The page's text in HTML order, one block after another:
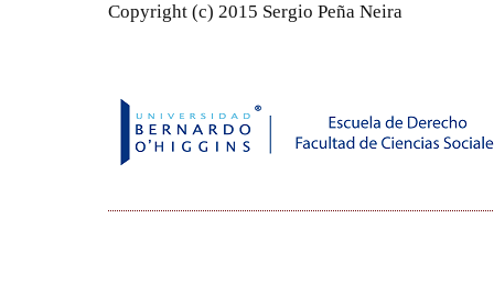
Copyright (c) 2015 Sergio Peña Neira